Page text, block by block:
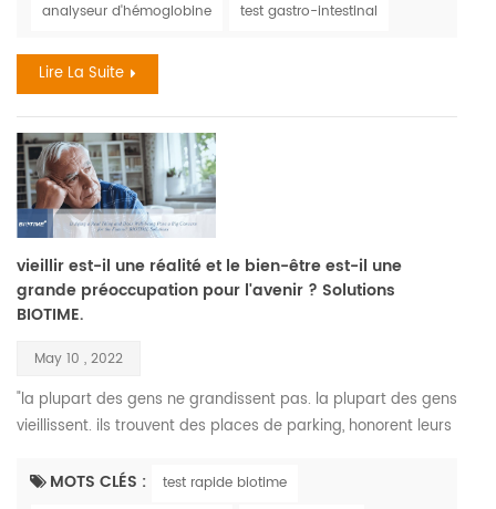
en fer est, en fait, une des troubles nutritionnels les plus
courants., il touche entre trois et cinq milliards d...
analyseur d'hémoglobine test gastro-intestinal
Lire La Suite
vieillir est-il une réalité et le bien-être est-il une
grande préoccupation pour l'avenir ? Solutions
BIOTIME.
May 10 , 2022
"la plupart des gens ne grandissent pas. la plupart des gens
vieillissent. ils trouvent des places de parking, honorent leurs
la maturité. comment ça est, vieillit. » —maya angelou.
MOTS CLÉS :
test rapide biotime